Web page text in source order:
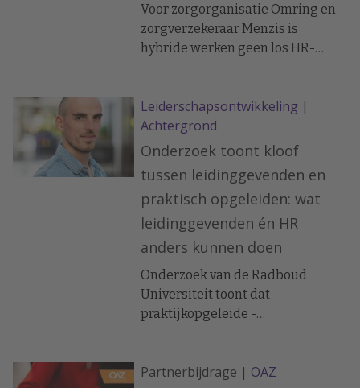
Voor zorgorganisatie Omring en
zorgverzekeraar Menzis is
hybride werken geen los HR-
duurzaamheidsstrategie. Beide
organisaties koppelen
thuiswerken nadrukkelijk aan
aantrekkelijk werkgeverschap en
slimme inrichting van
werkprocessen.
Leiderschapsontwikkeling |
Achtergrond
Onderzoek toont kloof
tussen leidinggevenden en
praktisch opgeleiden: wat
leidinggevenden én HR
anders kunnen doen
Onderzoek van de Radboud
Universiteit toont dat –
praktijkopgeleide -
inzetbaarheid van Nederlandse
Partnerbijdrage | OAZ